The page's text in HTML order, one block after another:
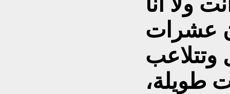
عشرات
وتتلاعب
طويلة،